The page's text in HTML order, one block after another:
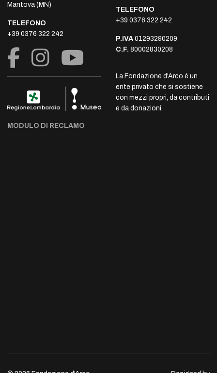
Mantova (MN)
TELEFONO
+39 0376 322 242
MODULO DI RECLAMO
TELEFONO
+39 0376 322 242
P.IVA 01293290209
C.F. 80002830208
La Fondazione d'Arco è un
ente privato che si sostiene
con mezzi propri, da contributi
e da donazioni.